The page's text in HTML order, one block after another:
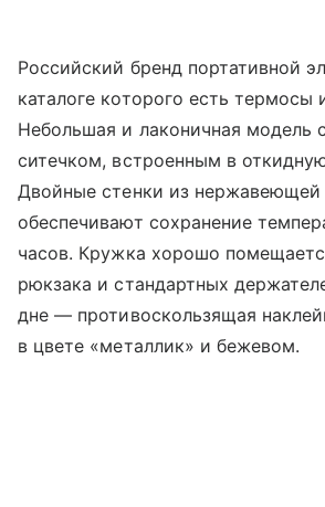
Российский бренд портативной
каталоге которого есть
Небольшая и лаконичная модель
ситечком, встроенным в
Двойные стенки из нержавеющей
обеспечивают сохранение
часов. Кружка хорошо
рюкзака и стандартных
дне — противоскользящая
в цвете «металлик» и бежевом.